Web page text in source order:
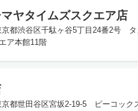
ヤタイムズスクエア店
都渋谷区千駄ヶ谷5丁目24番2号 タ
ア本館11階
都世田谷区宮坂2-19-5 ピーコック